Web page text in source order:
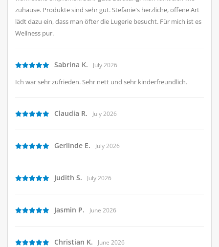
zuhause. Produkte sind sehr gut. Stefanie's herzliche, offene Art
lädt dazu ein, dass man öfter die Lugerie besucht. Für mich ist es
Wellness pur.
Sabrina K. July 2026
Ich war sehr zufrieden. Sehr nett und sehr kinderfreundlich.
Claudia R. July 2026
Gerlinde E. July 2026
Judith S. July 2026
Jasmin P. June 2026
Christian K. June 2026